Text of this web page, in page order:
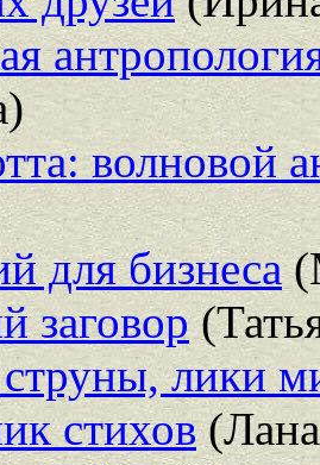
волновой
для бизнеса
заговор
лики
стихов